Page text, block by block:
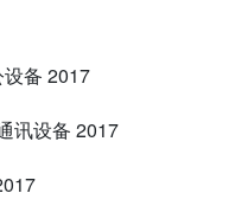
备 2017
讯设备 2017